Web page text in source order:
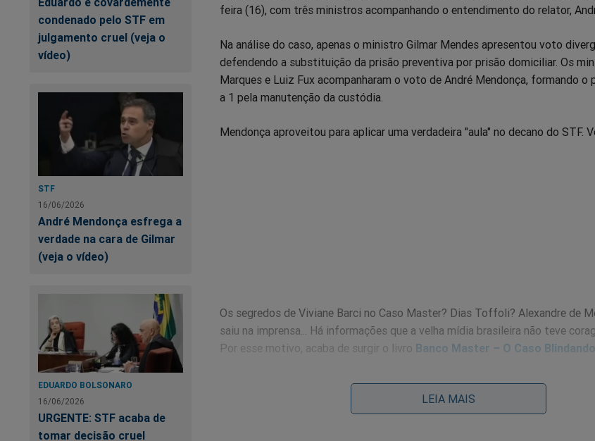
condenado pelo STF em
julgamento cruel (veja o
vídeo)
STF
16/06/2026
André Mendonça esfrega a
verdade na cara de Gilmar
(veja o vídeo)
EDUARDO BOLSONARO
16/06/2026
URGENTE: STF acaba de
tomar decisão cruel
FacebookWhatsapp
TwitterMessenger
Telegram
Gettr
feira (16), com três ministros acompanhando o entendimento do relator,
Na análise do caso, apenas o ministro Gilmar Mendes apresentou voto
defendendo a substituição da prisão preventiva por prisão domiciliar. Os
Marques e Luiz Fux acompanharam o voto de André Mendonça, formando o
a 1 pela manutenção da custódia.
Mendonça aproveitou para aplicar uma verdadeira "aula" no decano do STF.
Os segredos de Viviane Barci no Caso Master? Dias Toffoli? Alexandre de
saiu na imprensa... Há informações que a velha mídia brasileira não teve
Por esse motivo, acaba de surgir o livro Banco Master – O Caso
Ainda não se sabe por quanto tempo essa obra vai estar em circulação. O
certamente, já está de olho e, por esse motivo, a editora liberou o
Acredite, o livro é a “autópsia do poder brasileiro”. Não perca essa
LEIA MAIS